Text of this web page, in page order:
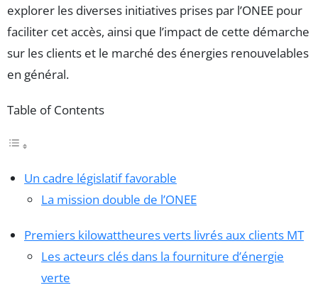
explorer les diverses initiatives prises par l’ONEE pour
faciliter cet accès, ainsi que l’impact de cette démarche
sur les clients et le marché des énergies renouvelables
en général.
Table of Contents
Un cadre législatif favorable
La mission double de l’ONEE
Premiers kilowattheures verts livrés aux clients MT
Les acteurs clés dans la fourniture d’énergie
verte